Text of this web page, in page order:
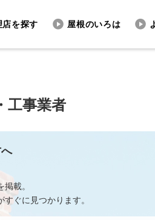
店を探す 屋根のいろは
工事業者
載。
ぐに見つかります。